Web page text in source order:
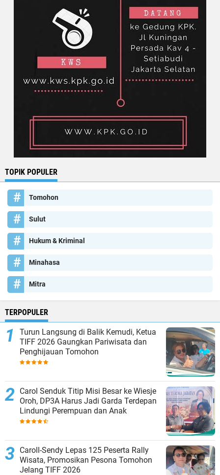
TOPIK POPULER
Tomohon
Sulut
Hukum & Kriminal
Minahasa
Mitra
TERPOPULER
Turun Langsung di Balik Kemudi, Ketua
TIFF 2026 Gaungkan Pariwisata dan
Penghijauan Tomohon
Carol Senduk Titip Misi Besar ke Wiesje
Oroh, DP3A Harus Jadi Garda Terdepan
Lindungi Perempuan dan Anak
Caroll-Sendy Lepas 125 Peserta Rally
Wisata, Promosikan Pesona Tomohon
Jelang TIFF 2026